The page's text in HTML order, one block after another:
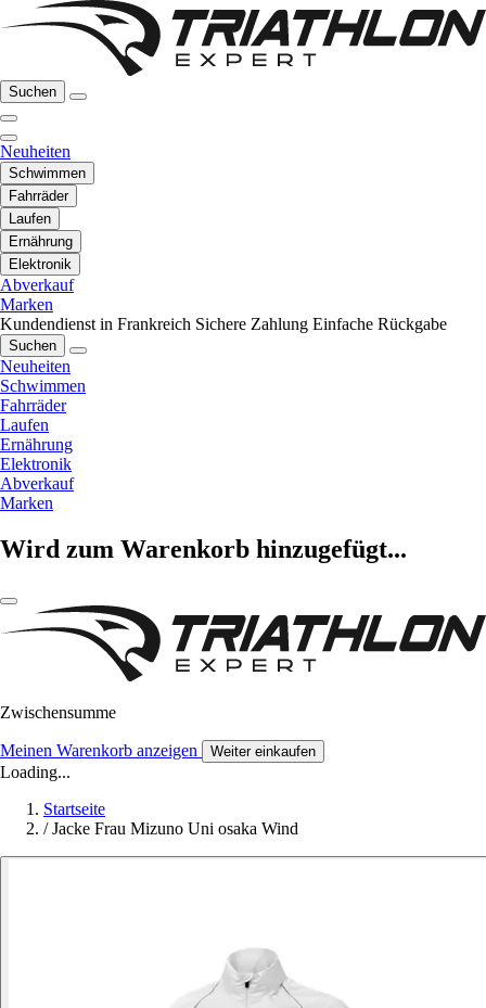
Suchen
Neuheiten
Schwimmen
Fahrräder
Laufen
Ernährung
Elektronik
Abverkauf
Marken
Kundendienst in Frankreich Sichere Zahlung Einfache Rückgabe
Suchen
Neuheiten
Schwimmen
Fahrräder
Laufen
Ernährung
Elektronik
Abverkauf
Marken
Wird zum Warenkorb hinzugefügt...
Zwischensumme
Meinen Warenkorb anzeigen Weiter einkaufen
Loading...
Startseite
/ Jacke Frau Mizuno Uni osaka Wind